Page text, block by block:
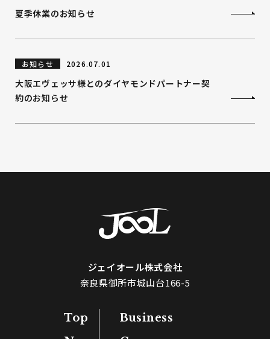
夏季休業のお知らせ
お知らせ 2026.07.01
大阪エヴェッサ様とのダイヤモンドパートナー契
約のお知らせ
ジェイオール株式会社
奈良県御所市城山台166-5
Top
Business